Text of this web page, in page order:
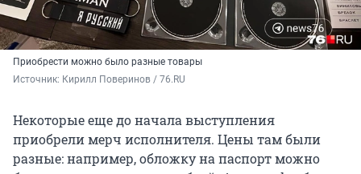
Приобрести можно было разные товары
Источник: Кирилл Поверинов / 76.RU
Некоторые еще до начала выступления
приобрели мерч исполнителя. Цены там были
разные: например, обложку на паспорт можно